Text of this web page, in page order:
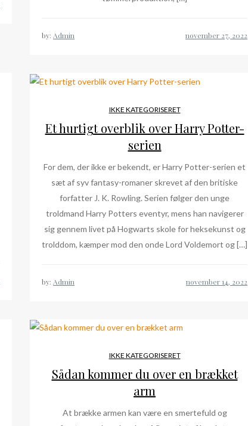
by: Admin
IKKE KATEGORISERET
Et hurtigt overblik over Harry Potter-
serien
For dem, der ikke er bekendt, er Harry Potter-serien et
sæt af syv fantasy-romaner skrevet af den britiske
forfatter J. K. Rowling. Serien følger den unge
troldmand Harry Potters eventyr, mens han navigerer
sig gennem livet på Hogwarts skole for heksekunst og
trolddom, kæmper mod den onde Lord Voldemort og […]
by: Admin
IKKE KATEGORISERET
Sådan kommer du over en brækket
arm
At brække armen kan være en smertefuld og